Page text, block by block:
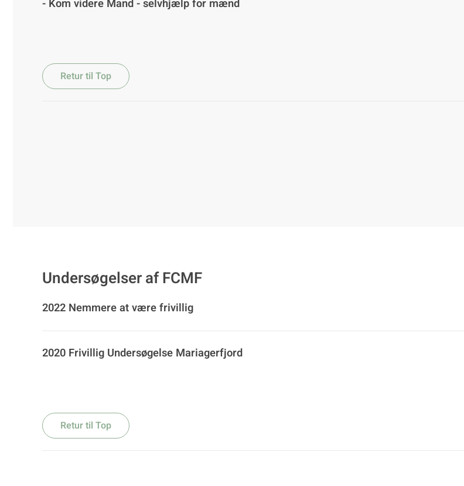
- Kom videre Mand - selvhjælp for mænd
Retur til Top
Undersøgelser af FCMF
2022 Nemmere at være frivillig
2020 Frivillig Undersøgelse Mariagerfjord
Retur til Top